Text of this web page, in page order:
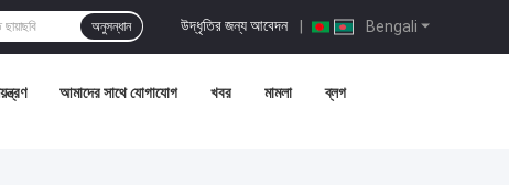
Bengali
উদ্ধৃতির জন্য আবেদন |
অনুসন্ধান
আমাদের সাথে যোগাযোগ খবর মামলা ব্লগ